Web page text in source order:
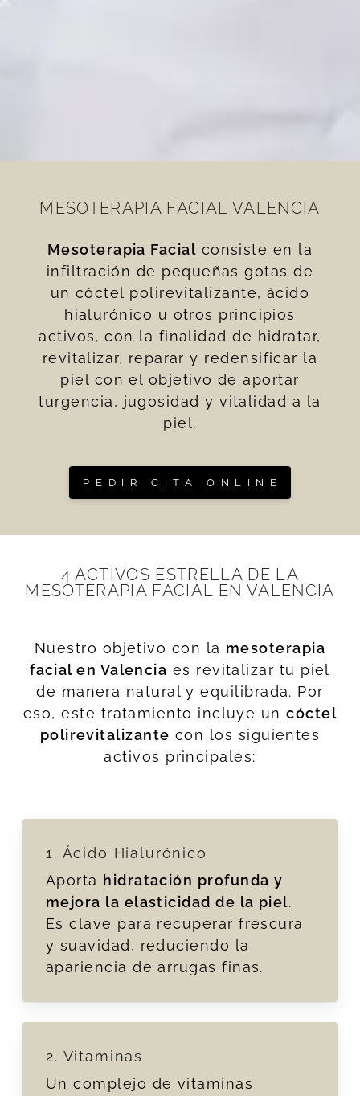
MESOTERAPIA FACIAL VALENCIA
Mesoterapia Facial consiste en la
infiltración de pequeñas gotas de
un cóctel polirevitalizante, ácido
hialurónico u otros principios
activos, con la finalidad de hidratar,
revitalizar, reparar y redensificar la
piel con el objetivo de aportar
turgencia, jugosidad y vitalidad a la
piel.
PEDIR CITA ONLINE
4 ACTIVOS ESTRELLA DE LA
MESOTERAPIA FACIAL EN VALENCIA
Nuestro objetivo con la mesoterapia
facial en Valencia es revitalizar tu piel
de manera natural y equilibrada. Por
eso, este tratamiento incluye uncóctel
polirevitalizante con los siguientes
activos principales:
1. Ácido Hialurónico
Aporta hidratación profunda y
mejora la elasticidad de la piel.
Es clave para recuperar frescura
y suavidad, reduciendo la
apariencia de arrugas finas.
2. Vitaminas
Un complejo de vitaminas